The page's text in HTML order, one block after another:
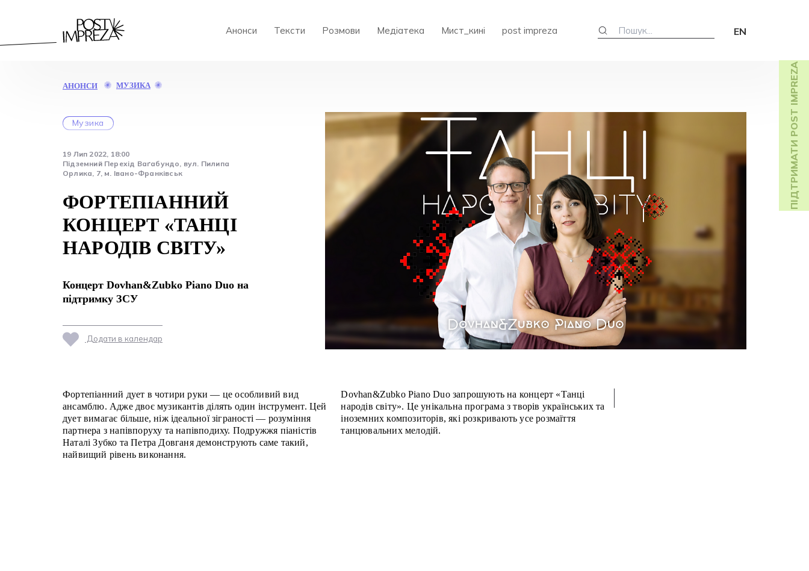
Анонси Тексти Розмови Медіатека Мист_кині post impreza EN
ПІДТРИМАТИ POST IMPREZA
АНОНСИ МУЗИКА
Музика
19 Лип 2022, 18:00
Підземний Перехід Ваґабундо, вул. Пилипа
Орлика, 7, м. Івано-Франківськ
ФОРТЕПІАННИЙ
КОНЦЕРТ «ТАНЦІ
НАРОДІВ СВІТУ»
Концерт Dovhan&Zubko Piano Duo на
підтримку ЗСУ
Додати в календар
Фортепіанний дует в чотири руки — це особливий вид
ансамблю. Адже двоє музикантів ділять один інструмент. Цей
дует вимагає більше, ніж ідеальної зіграності — розуміння
партнера з напівпоруху та напівподиху. Подружжя піаністів
Наталі Зубко та Петра Довганя демонструють саме такий,
найвищий рівень виконання.
Dovhan&Zubko Piano Duo запрошують на концерт «Танці
народів світу». Це унікальна програма з творів українських та
іноземних композиторів, які розкривають усе розмаїття
танцювальних мелодій.